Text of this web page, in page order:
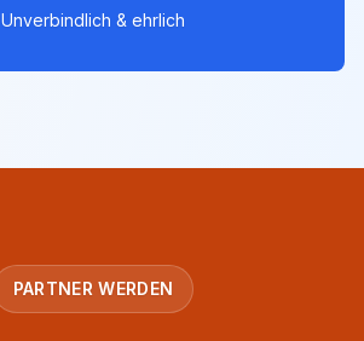
Unverbindlich & ehrlich
PARTNER WERDEN